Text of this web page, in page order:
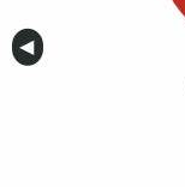
Anterior
◀︎